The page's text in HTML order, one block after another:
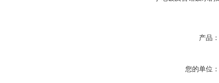
产品：
您的单位：